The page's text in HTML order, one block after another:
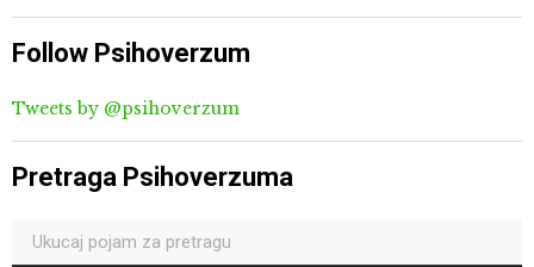
Follow Psihoverzum
Tweets by @psihoverzum
Pretraga Psihoverzuma